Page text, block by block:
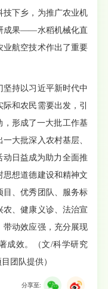
技下乡，为推广农业机
成果——水稻机械化直
业航空技术作出了重要
持以习近平新时代中
和农民需要出发，引
，形成了一大批工作基
大批深入农村基层、
动日益成为助力全面推
思想道德建设和精神文
目、优秀团队、服务标
农、健康义诊、法治宣
带动效应强，充分展现
成效。
（文/科学研究
团队提供）
分享至: